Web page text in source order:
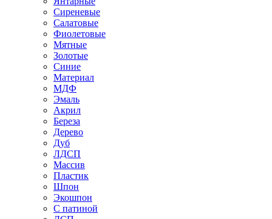
Сиреневые
Салатовые
Фиолетовые
Мятные
Золотые
Синие
Материал
МДФ
Эмаль
Акрил
Береза
Дерево
Дуб
ЛДСП
Массив
Пластик
Шпон
Экошпон
С патиной